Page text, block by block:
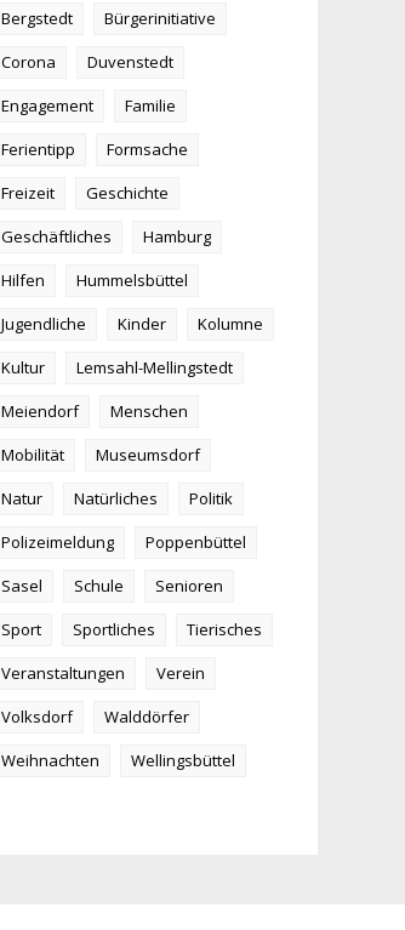
Bergstedt
Bürgerinitiative
Corona
Duvenstedt
Engagement
Familie
Ferientipp
Formsache
Freizeit
Geschichte
Geschäftliches
Hamburg
Hilfen
Hummelsbüttel
Jugendliche
Kinder
Kolumne
Kultur
Lemsahl-Mellingstedt
Meiendorf
Menschen
Mobilität
Museumsdorf
Natur
Natürliches
Politik
Polizeimeldung
Poppenbüttel
Sasel
Schule
Senioren
Sport
Sportliches
Tierisches
Veranstaltungen
Verein
Volksdorf
Walddörfer
Weihnachten
Wellingsbüttel